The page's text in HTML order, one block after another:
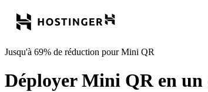
Jusqu'à 69% de réduction pour Mini QR
Déployer Mini QR en un